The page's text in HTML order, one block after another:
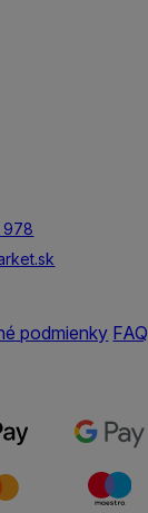
978
podmienky FAQ